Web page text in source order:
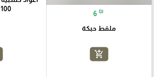
6 ₪
ملقط حبكة
add_shopping_cart
100 قطعة )